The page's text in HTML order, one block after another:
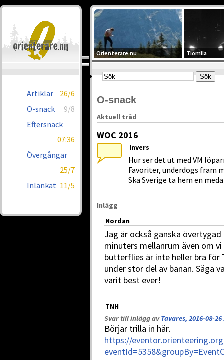
Artiklar
26/6
O-snack
9/8
Eftersnack
07:36
Övergångar
25/7
Inlänkat 11/5
Orienterare.nu Tiomila
O-snack
Aktuell tråd
WOC 2016
Invers
Hur ser det ut med VM
Favoriter, underdogs fram
Ska Sverige ta hem en
Inlägg
Nordan
Jag är också ganska
minuters mellanrum även om
butterflies är inte heller bra för
under stor del av banan. Säga
varit best ever!
TNH
Svar till inlägg avTavares, 2016-08-26
Börjar trilla in här.
https://